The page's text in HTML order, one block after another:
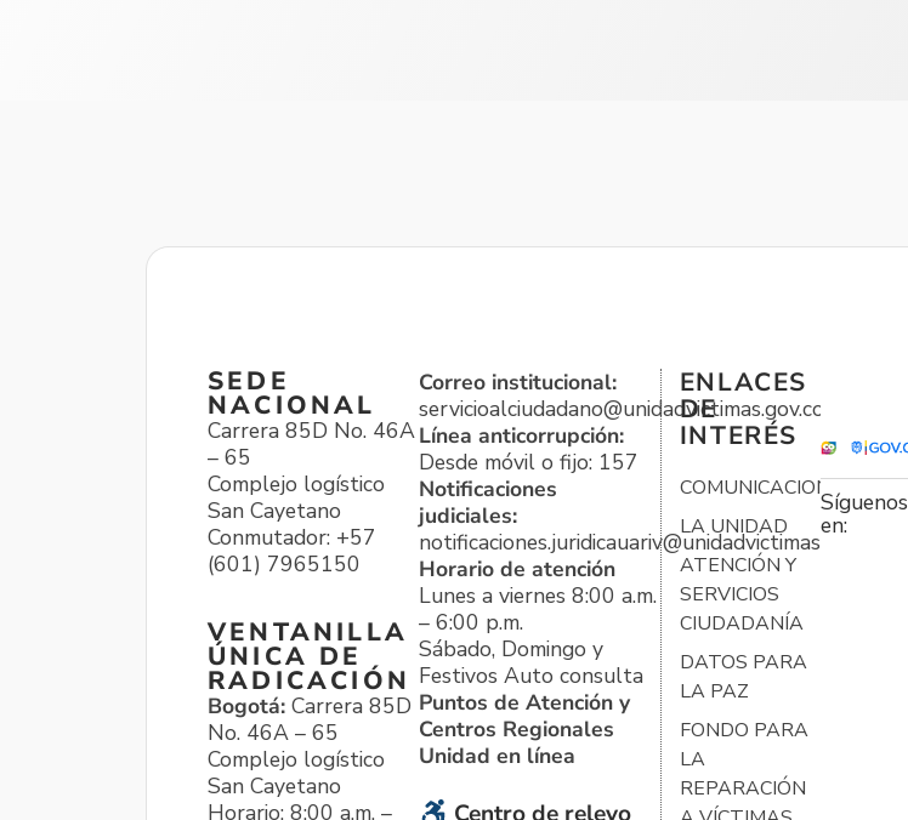
SEDE
NACIONAL
Carrera 85D No. 46A
– 65
Complejo logístico
San Cayetano
Conmutador: +57
(601) 7965150
VENTANILLA
ÚNICA DE
RADICACIÓN
Bogotá: Carrera 85D
No. 46A – 65
Complejo logístico
San Cayetano
Horario: 8:00 a.m. –
Correo institucional:
servicioalciudadano@unidadvictimas.gov.co
Línea anticorrupción:
Desde móvil o fijo: 157
Notificaciones
judiciales:
notificaciones.juridicauariv@unidadvictimas.gov.co
Horario de atención
Lunes a viernes 8:00 a.m.
– 6:00 p.m.
Sábado, Domingo y
Festivos Auto consulta
Puntos de Atención y
Centros Regionales
Unidad en línea
ENLACES
DE
INTERÉS
COMUNICACIONES
LA UNIDAD
ATENCIÓN Y
SERVICIOS
CIUDADANÍA
DATOS PARA
LA PAZ
FONDO PARA
LA
REPARACIÓN
Síguenos
en: